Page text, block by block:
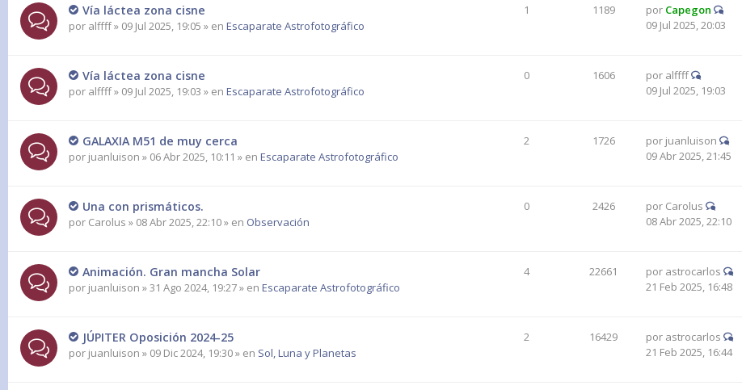
Vía láctea zona cisne
por alffff» 09 Jul 2025, 19:05 » en Escaparate Astrofotográfico
1 1189 por Capegon
09 Jul 2025, 20:03
Vía láctea zona cisne
por alffff» 09 Jul 2025, 19:03 » en Escaparate Astrofotográfico
0 1606 por alffff
09 Jul 2025, 19:03
GALAXIA M51 de muy cerca
por juanluison » 06 Abr 2025, 10:11 » en Escaparate Astrofotográfico
2 1726 por juanluison
09 Abr 2025, 21:45
Una con prismáticos.
por Carolus » 08 Abr 2025, 22:10 » en Observación
0 2426 por Carolus
08 Abr 2025, 22:10
Animación. Gran mancha Solar
por juanluison » 31 Ago 2024, 19:27 » en Escaparate Astrofotográfico
4 22661 por astrocarlos
21 Feb 2025, 16:48
JÚPITER Oposición 2024-25
por juanluison » 09 Dic 2024, 19:30 » en Sol, Luna y Planetas
2 16429 por astrocarlos
21 Feb 2025, 16:44